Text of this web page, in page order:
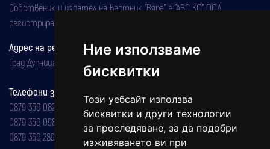
Ние използваме
бисквитки
Този уебсайт използва
бисквитки и други технологии
за проследяване, за да подобри
изживяването ви при
Собственик и издател на вестник "Вяра" е "АВС КО" ООД,
регистрирана на 08.05.2002 година.
Адрес на редакцията
Град Дупница, ул.''Христо Ботев" 43
Телефони за реклама и абонаменти
0879 356 082
0879 356 098
0879 356 289